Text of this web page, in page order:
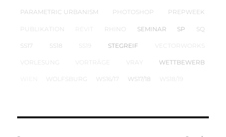
PARAMETRIC URBANISM PHOTOSHOP PREPWEEK
PUBLIKATION RHINO SEMINAR SP SQ
SS17 SS18 SS19 STEGREIF VECTORWORKS
VORLESUNG VORTRÄGE VRAY WETTBEWERB
WOLFSBURG WS16/17 WS17/18 WS18/19